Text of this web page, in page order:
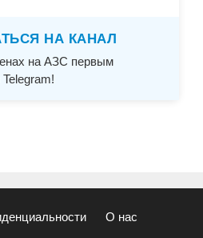
НА КАНАЛ
на АЗС первым
Telegram!
О нас